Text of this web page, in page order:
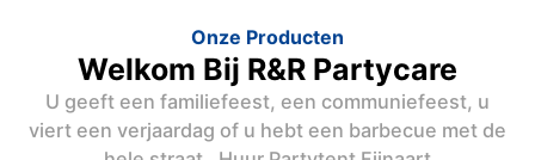
Onze Producten
Welkom Bij R&R Partycare
U geeft een familiefeest, een communiefeest, u
viert een verjaardag of u hebt een barbecue met de